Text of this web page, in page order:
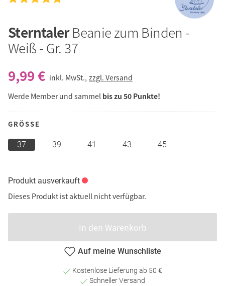
SterntalerBeanie zum Binden -
Weiß - Gr. 37
9,99 € inkl. MwSt., zzgl. Versand
Werde Member und sammel bis zu 50 Punkte!
GRÖSSE
37 39 41 43 45
Produkt ausverkauft
Dieses Produkt ist aktuell nicht verfügbar.
In den Warenkorb
Auf meine Wunschliste
Kostenlose Lieferung ab 50 €
Schneller Versand